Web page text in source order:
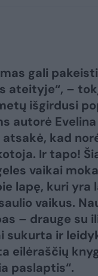
gali pakeisti
ateityje“, –
išgirdusi
autorė
kad
Ir tapo!
vaikai
lapę, kuri yra
vaikus.
– drauge su
sukurta ir
eilėraščių
paslaptis“.